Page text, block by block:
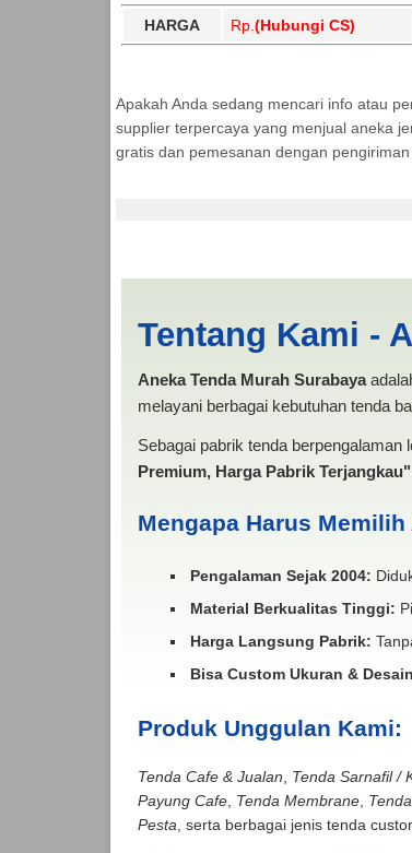
HARGA Rp. (Hubungi CS)
Apakah Anda sedang mencari info atau
supplier terpercaya yang menjual aneka
gratis dan pemesanan dengan
Tentang Kami -
Aneka Tenda Murah Surabaya
melayani berbagai kebutuhan tenda
Sebagai pabrik tenda
Premium, Harga Pabrik Terjangkau"
Mengapa Harus Memilih
Pengalaman Sejak 2004:
Material Berkualitas Tinggi:
Harga Langsung Pabrik:
Bisa Custom Ukuran &
Produk Unggulan Kami:
Tenda Cafe & Jualan Tenda Sarnafil /
Payung Cafe, Tenda Membrane,
Pesta , serta berbagai jenis tenda